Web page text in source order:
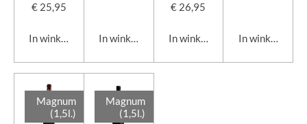
€ 25,95
In winkelwagen In winkelwagen
€ 26,95
In winkelwagen In
Magnum
(1,5l.)
Magnum
(1,5l.)